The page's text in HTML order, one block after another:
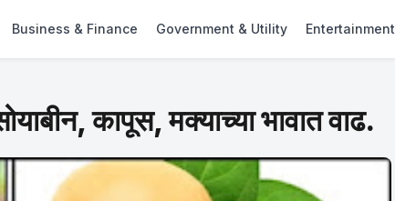
Business & Finance Government & Utility Entertainment
कापूस, मक्याच्या भावात वाढ.